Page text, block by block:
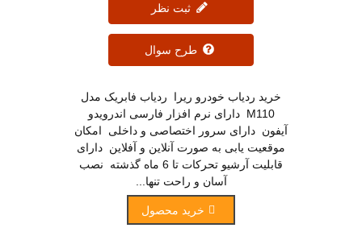
ثبت نظر
طرح سوال
خرید ردیاب خودرو ریرا ردیاب فابریک مدل
M110 دارای نرم افزار فارسی اندرویدو
آیفون دارای سرور اختصاصی و داخلی امکان
موقعیت یابی به صورت آنلاین و آفلاین دارای
قابلیت آرشیو تحرکات تا 6 ماه گذشته نصب
آسان و راحت تنها...
خرید محصول